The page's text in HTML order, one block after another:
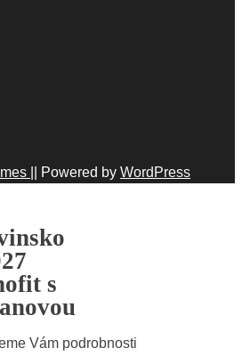
Powered by WordPress
s
Vám podrobnosti